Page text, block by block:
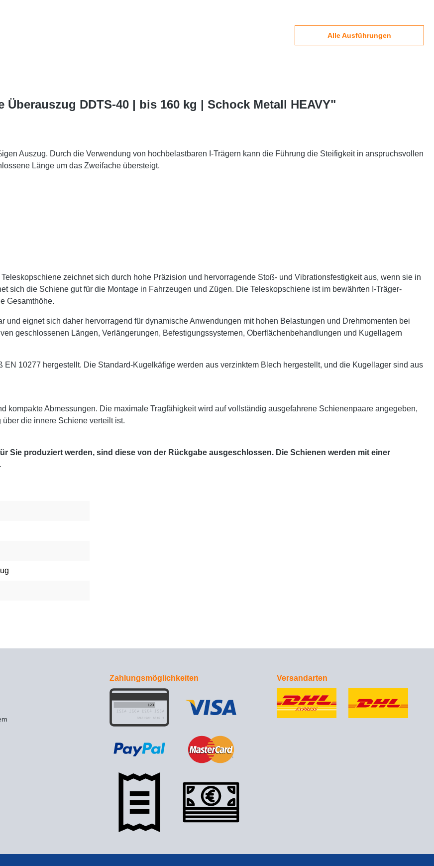
Alle Ausführungen
DDTS-40 | bis 160 kg | Schock Metall HEAVY"
Auszug. Durch die Verwendung von hochbelastbaren I-Trägern kann die Führung die Steifigkeit in anspruchsvollen
Länge um das Zweifache übersteigt.
zeichnet sich durch hohe Präzision und hervorragende Stoß- und Vibrationsfestigkeit aus, wenn sie in
sich die Schiene gut für die Montage in Fahrzeugen und Zügen. Die Teleskopschiene ist im bewährten I-Träger-
Gesamthöhe.
eignet sich daher hervorragend für dynamische Anwendungen mit hohen Belastungen und Drehmomenten bei
geschlossenen Längen, Verlängerungen, Befestigungssystemen, Oberflächenbehandlungen und Kugellagern
10277 hergestellt. Die Standard-Kugelkäfige werden aus verzinktem Blech hergestellt, und die Kugellager sind aus
kompakte Abmessungen. Die maximale Tragfähigkeit wird auf vollständig ausgefahrene Schienenpaare angegeben,
die innere Schiene verteilt ist.
Sie produziert werden, sind diese von der Rückgabe ausgeschlossen. Die Schienen werden mit einer
Zahlungsmöglichkeiten Versandarten